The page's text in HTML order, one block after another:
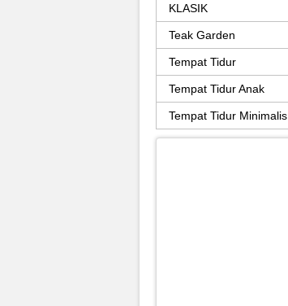
KLASIK
Teak Garden
Tempat Tidur
Tempat Tidur Anak
Tempat Tidur Minimalis